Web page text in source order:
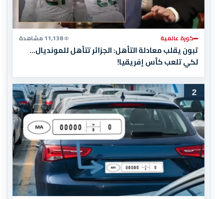
كورة عالمية 11,138 مشاهدة
تبون يقلب معادلة التأهل: الجزائر تتأهل للمونديال…
لكي تلعب كأس إفريقيا!
2